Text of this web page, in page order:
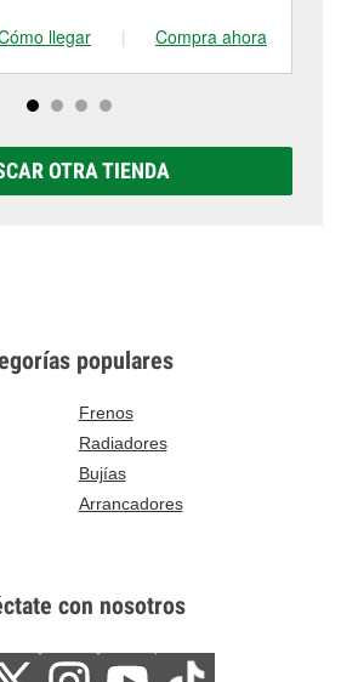
llegar | Compra ahora
OTRA TIENDA
populares
Frenos
Radiadores
Bujías
Arrancadores
con nosotros